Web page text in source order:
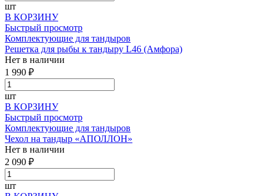
шт
В КОРЗИНУ
Быстрый просмотр
Комплектующие для тандыров
Решетка для рыбы к тандыру L46 (Амфора)
Нет в наличии
1 990 ₽
шт
В КОРЗИНУ
Быстрый просмотр
Комплектующие для тандыров
Чехол на тандыр «АПОЛЛОН»
Нет в наличии
2 090 ₽
шт